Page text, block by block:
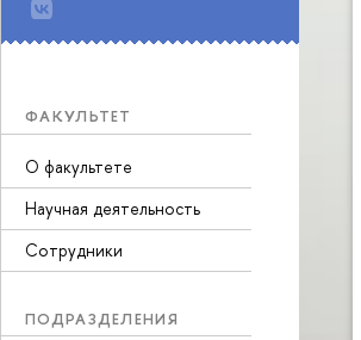
ФАКУЛЬТЕТ
О факультете
Научная деятельность
Сотрудники
ПОДРАЗДЕЛЕНИЯ